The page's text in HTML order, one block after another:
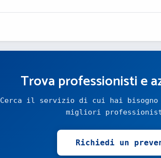
Trova professionisti e
Cerca il servizio di cui hai
migliori
Richiedi un